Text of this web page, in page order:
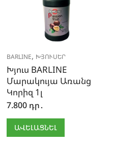
BARLINE, ԽՅՈՒՍԵՐ
Խյուս BARLINE
Մարակույա Առանց
Կորիզ 1լ
7.800 դր․
ԱՎԵԼԱՑՆԵԼ